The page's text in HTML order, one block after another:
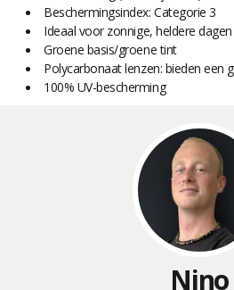
Beschermingsindex: Categorie 3
Ideaal voor zonnige, heldere dagen
Groene basis/groene tint
Polycarbonaat lenzen: bieden een
100% UV-bescherming
Nino